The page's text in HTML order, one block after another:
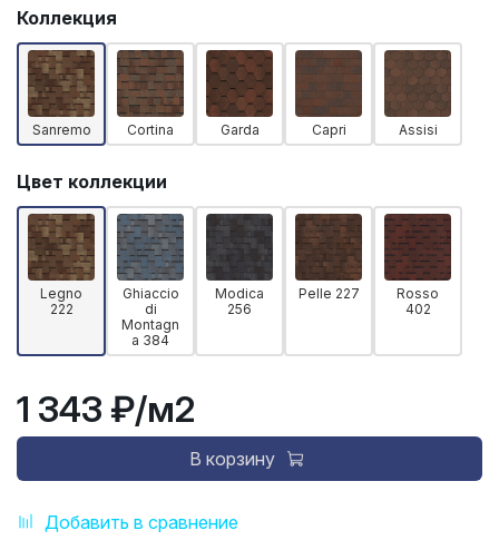
Добавить в сравнение
Коллекция
Sanremo Cortina Garda Capri Assisi
Цвет коллекции
Legno
222
Ghiaccio
di
Montagn
a 384
Modica
256
Pelle 227
Rosso
402
1 343 ₽/м2
В корзину